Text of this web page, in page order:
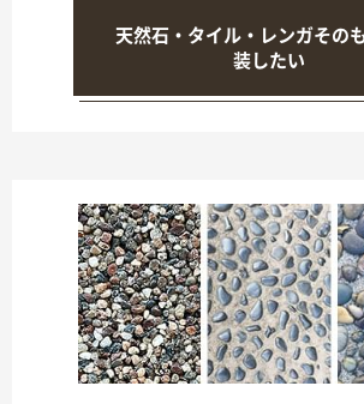
天然石・タイル・レンガその
装したい